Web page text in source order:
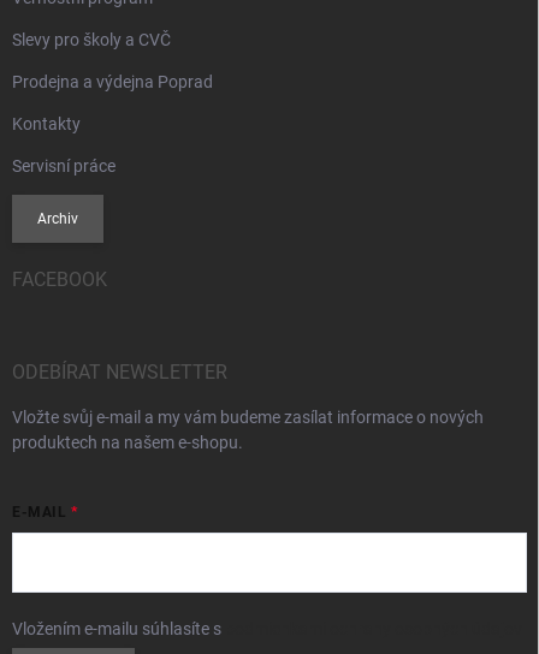
Slevy pro školy a CVČ
Prodejna a výdejna Poprad
Kontakty
Servisní práce
Archiv
FACEBOOK
ODEBÍRAT NEWSLETTER
Vložte svůj e-mail a my vám budeme zasílat informace o nových
produktech na našem e-shopu.
E-MAIL
Vložením e-mailu súhlasíte s